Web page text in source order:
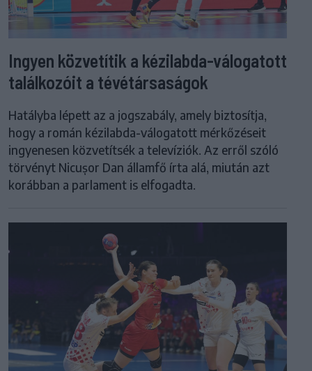
Ingyen közvetítik a kézilabda-válogatott
találkozóit a tévétársaságok
Hatályba lépett az a jogszabály, amely biztosítja,
hogy a román kézilabda-válogatott mérkőzéseit
ingyenesen közvetítsék a televíziók. Az erről szóló
törvényt Nicușor Dan államfő írta alá, miután azt
korábban a parlament is elfogadta.